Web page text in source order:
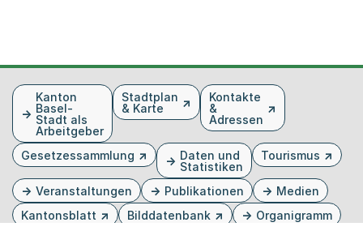
FusszeileKanton
Basel-
Stadt als
Arbeitgeber
Stadtplan
& Karte
Kontakte
&
Adressen
Gesetzessammlung
Daten und
Statistiken
Tourismus
Veranstaltungen Publikationen
Medien
Kantonsblatt
Bilddatenbank Organigramm